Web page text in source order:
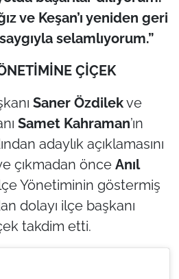
ve Keşan’ı yeniden geri
selamlıyorum.”
ÇİÇEK
Saner Özdilekve
Samet Kahraman’ın
adaylık açıklamasını
çıkmadan önce Anıl
Yönetiminin göstermiş
dolayı ilçe başkanı
takdim etti.